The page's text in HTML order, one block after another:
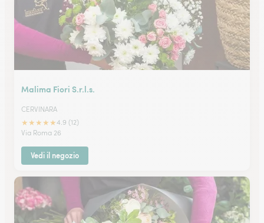
Malima Fiori S.r.l.s.
CERVINARA
★★★★★4.9 (12)
Via Roma 26
Vedi il negozio